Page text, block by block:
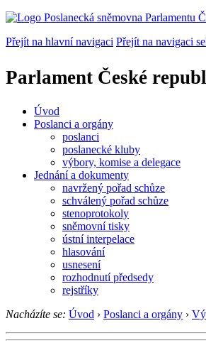
Přejít na hlavní navigaci Přejít na navigaci
Parlament České
Úvod
Poslanci a orgány
poslanci
poslanecké kluby
výbory, komise a delegace
Jednání a dokumenty
navržený pořad schůze
schválený pořad schůze
stenoprotokoly
sněmovní tisky
ústní interpelace
hlasování
usnesení
rozhodnutí předsedy
rejstříky
Nacházíte se: Úvod › Poslanci a orgány ›